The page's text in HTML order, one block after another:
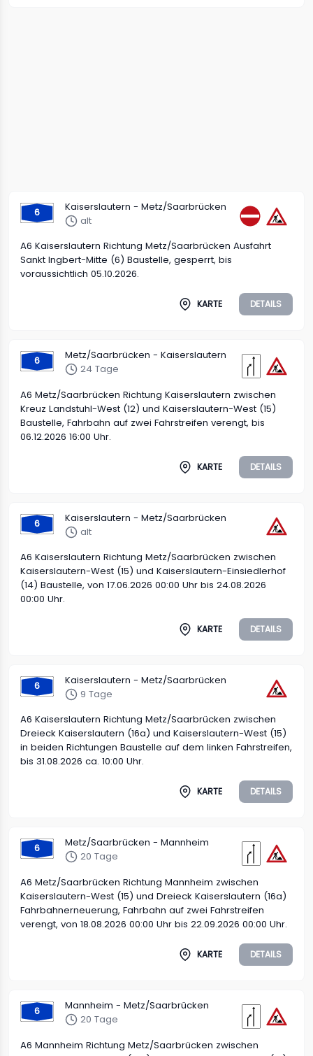
6
Kaiserslautern - Metz/Saarbrücken
alt
A6 Kaiserslautern Richtung Metz/Saarbrücken Ausfahrt
Sankt Ingbert-Mitte (6) Baustelle, gesperrt, bis
voraussichtlich 05.10.2026.
KARTE DETAILS
6
Metz/Saarbrücken - Kaiserslautern
24 Tage
A6 Metz/Saarbrücken Richtung Kaiserslautern zwischen
Kreuz Landstuhl-West (12) und Kaiserslautern-West (15)
Baustelle, Fahrbahn auf zwei Fahrstreifen verengt, bis
06.12.2026 16:00 Uhr.
KARTE DETAILS
6
Kaiserslautern - Metz/Saarbrücken
alt
A6 Kaiserslautern Richtung Metz/Saarbrücken zwischen
Kaiserslautern-West (15) und Kaiserslautern-Einsiedlerhof
(14) Baustelle, von 17.06.2026 00:00 Uhr bis 24.08.2026
00:00 Uhr.
KARTE DETAILS
6
Kaiserslautern - Metz/Saarbrücken
9 Tage
A6 Kaiserslautern Richtung Metz/Saarbrücken zwischen
Dreieck Kaiserslautern (16a) und Kaiserslautern-West (15)
in beiden Richtungen Baustelle auf dem linken Fahrstreifen,
bis 31.08.2026 ca. 10:00 Uhr.
KARTE DETAILS
6
Metz/Saarbrücken - Mannheim
20 Tage
A6 Metz/Saarbrücken Richtung Mannheim zwischen
Kaiserslautern-West (15) und Dreieck Kaiserslautern (16a)
Fahrbahnerneuerung, Fahrbahn auf zwei Fahrstreifen
verengt, von 18.08.2026 00:00 Uhr bis 22.09.2026 00:00 Uhr.
KARTE DETAILS
6
Mannheim - Metz/Saarbrücken
20 Tage
A6 Mannheim Richtung Metz/Saarbrücken zwischen